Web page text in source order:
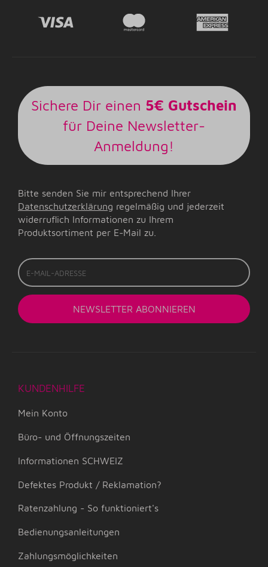
Sichere Dir einen 5€ Gutschein
für Deine Newsletter-
Anmeldung!
Bitte senden Sie mir entsprechend Ihrer
Datenschutzerklärung regelmäßig und jederzeit
widerruflich Informationen zu Ihrem
Produktsortiment per E-Mail zu.
E-
Mail-
Adresse
NEWSLETTER ABONNIEREN
KUNDENHILFE
Mein Konto
Büro- und Öffnungszeiten
Informationen SCHWEIZ
Defektes Produkt / Reklamation?
Ratenzahlung - So funktioniert's
Bedienungsanleitungen
Zahlungsmöglichkeiten